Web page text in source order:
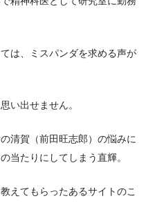
は、ミスパンダを求める声が
い出せません。
清賀（前田旺志郎）の悩みに
当たりにしてしまう直輝。
えてもらったあるサイトのこ